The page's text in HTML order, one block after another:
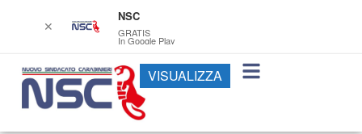
✕
NSC
GRATIS
In Google Play
VISUALIZZA